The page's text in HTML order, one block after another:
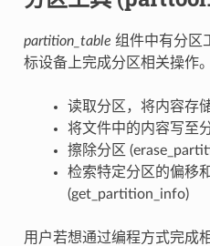
partition_table 组件中有分区
标设备上完成分区相关操作
读取分区，将内容存
将文件中的内容写至
擦除分区
检索特定分区的偏移
(get_partition_info)
用户若想通过编程方式完成